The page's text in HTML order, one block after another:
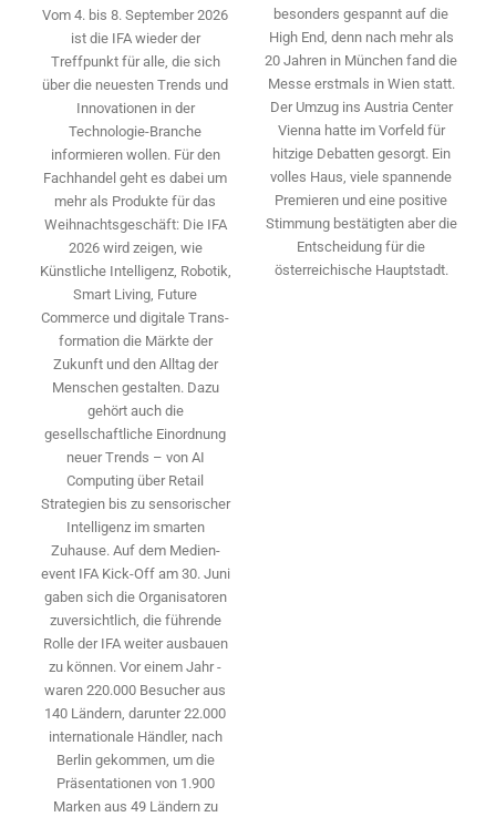
Vom 4. bis 8. September 2026
ist die IFA wieder der
Treffpunkt für alle, die sich
über die neuesten Trends und
Innovationen in der
Technologie-­Branche
informieren wollen. Für den
Fachhandel geht es dabei um
mehr als Produkte für das
Weihnachtsgeschäft: Die IFA
2026 wird ­zeigen, wie
Künstliche Intelligenz, Robotik,
Smart Living, Future
Commerce und digitale Trans­
formation die Märkte der
Zukunft und den Alltag der
Menschen gestalten. Dazu
gehört auch die
gesellschaftliche Einordnung
neuer Trends – von AI
Computing über Retail
Strategien bis zu sensorischer
Intelligenz im smarten
Zuhause. Auf dem Medien­
event IFA Kick-Off am 30. Juni
gaben sich die Organisatoren
zuversichtlich, die führende
Rolle der IFA weiter ausbauen
zu können. Vor einem Jahr ­
waren 220.000 Besucher aus
140 ­Ländern, ­darunter 22.000
internationale Händler, nach
Berlin gekommen, um die
Präsen­tationen von 1.900
Marken aus 49 Ländern zu
besonders gespannt auf die
High End, denn nach mehr als
20 Jahren in München fand die
Messe erstmals in Wien statt.
Der Umzug ins Austria Center
Vienna hatte im Vorfeld für
hitzige Debatten gesorgt. Ein
volles Haus, viele spannende
Premieren und eine positive
Stimmung bestätigten aber die
Entscheidung für die
österreichische Hauptstadt.